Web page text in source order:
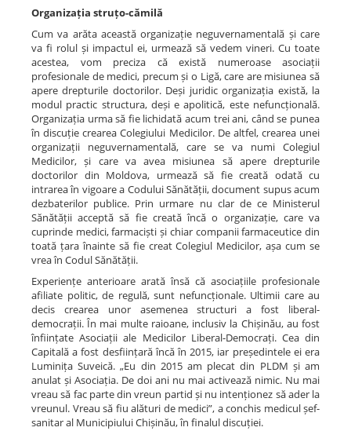
Organizația struțo-cămilă
Cum va arăta această organizație neguvernamentală și care
va fi rolul și impactul ei, urmează să vedem vineri. Cu toate
acestea, vom preciza că există numeroase asociații
profesionale de medici, precum și o Ligă, care are misiunea să
apere drepturile doctorilor. Deși juridic organizația există, la
modul practic structura, deși e apolitică, este nefuncțională.
Organizația urma să fie lichidată acum trei ani, când se punea
în discuție crearea Colegiului Medicilor. De altfel, crearea unei
organizații neguvernamentală, care se va numi Colegiul
Medicilor, și care va avea misiunea să apere drepturile
doctorilor din Moldova, urmează să fie creată odată cu
intrarea în vigoare a Codului Sănătății, document supus acum
dezbaterilor publice. Prin urmare nu clar de ce Ministerul
Sănătății acceptă să fie creată încă o organizație, care va
cuprinde medici, farmaciști și chiar companii farmaceutice din
toată țara înainte să fie creat Colegiul Medicilor, așa cum se
vrea în Codul Sănătății.
Experiențe anterioare arată însă că asociațiile profesionale
afiliate politic, de regulă, sunt nefuncționale. Ultimii care au
decis crearea unor asemenea structuri a fost liberal-
democrații. În mai multe raioane, inclusiv la Chișinău, au fost
înființate Asociații ale Medicilor Liberal-Democrați. Cea din
Capitală a fost desființară încă în 2015, iar președintele ei era
Luminița Suveică. „Eu din 2015 am plecat din PLDM și am
anulat și Asociația. De doi ani nu mai activează nimic. Nu mai
vreau să fac parte din vreun partid și nu intenționez să ader la
vreunul. Vreau să fiu alături de medici”, a conchis medicul șef-
sanitar al Municipiului Chișinău, în finalul discuției.